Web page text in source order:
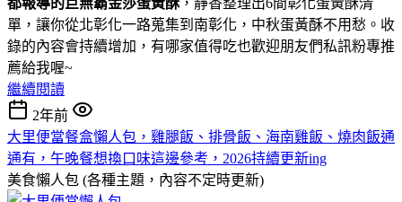
單，讓你從北彰化一路蒐集到南彰化，中秋蛋黃酥不用愁。收
錄的內容會持續增加，有哪家值得吃也歡迎朋友們私訊粉專推
薦給我喔~
繼續閱讀
2年前
大里便當餐盒懶人包，雞腿飯、排骨飯、海南雞飯、燒肉飯通
通有，午晚餐想換口味這邊參考，2026持續更新ing
美食懶人包 (各種主題，內容不定時更新)